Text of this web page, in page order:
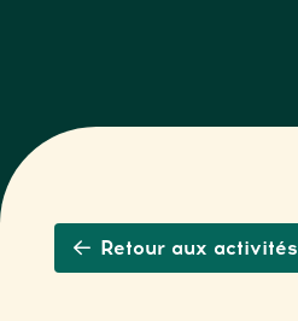
Retour aux activités